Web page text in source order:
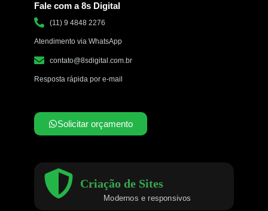
Fale com a 8s Digital
(11) 9 4848 2276
Atendimento via WhatsApp
contato@8sdigital.com.br
Resposta rápida por e-mail
Solicitar orçamento
Criação de Sites
Modernos e responsivos